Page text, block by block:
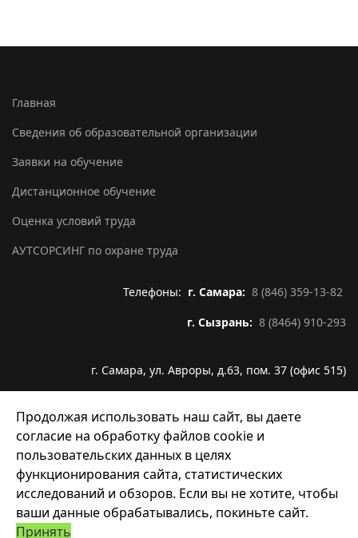
Главная
Сведения об образовательной организации
Заявки на обучение
Дистанционное обучение
Оценка условий труда
АУТСОРСИНГ по охране труда
Телефоны: г. Самара: 8 (846) 359-13-82
г. Сызрань: 8 (8464) 910-293
г. Самара, ул. Авроры, д.63, пом. 37 (офис 515)
© 2026 ООО "Инфолайн". Все права защищены.
Политика обработки ПДн
Продолжая использовать наш сайт, вы даете
согласие на обработку файлов cookie и
пользовательских данных в целях
функционирования сайта, статистических
исследований и обзоров. Если вы не хотите, чтобы
ваши данные обрабатывались, покиньте сайт.
Принять